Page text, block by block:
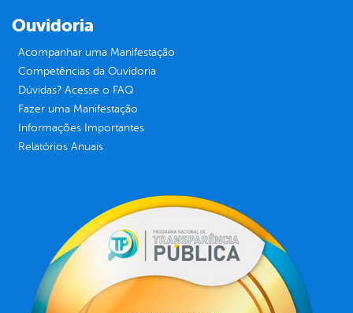
Ouvidoria
Acompanhar uma Manifestação
Competências da Ouvidoria
Dúvidas? Acesse o FAQ
Fazer uma Manifestação
Informações Importantes
Relatórios Anuais